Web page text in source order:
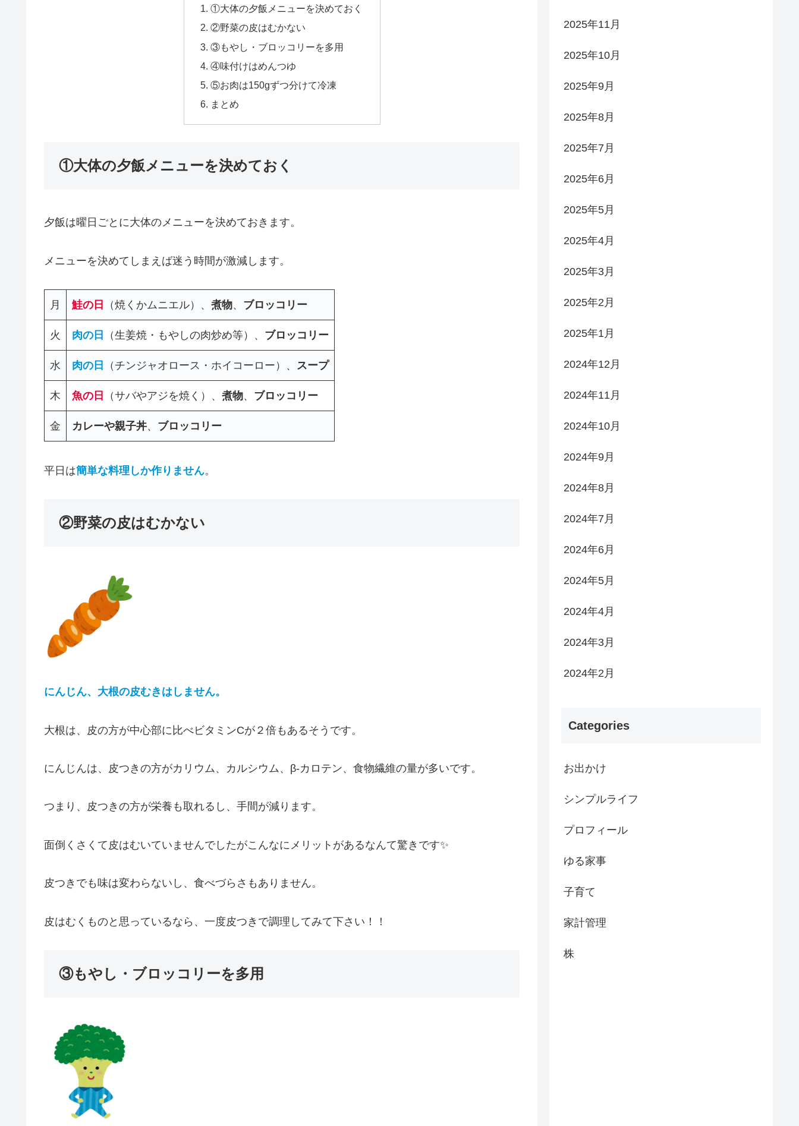
①大体の夕飯メニューを決めておく
②野菜の皮はむかない
③もやし・ブロッコリーを多用
④味付けはめんつゆ
⑤お肉は150gずつ分けて冷凍
まとめ
①大体の夕飯メニューを決めておく
夕飯は曜日ごとに大体のメニューを決めておきます。
メニューを決めてしまえば迷う時間が激減します。
月 鮭の日 （焼くかムニエル）、 煮物、 ブロッコリー
火 肉の日 （生姜焼・もやしの肉炒め等）、 ブロッコリー
水 肉の日 （チンジャオロース・ホイコーロー）、 スープ
木 魚の日 （サバやアジを焼く）、 煮物、 ブロッコリー
金 カレーや親子丼、 ブロッコリー
平日は簡単な料理しか作りません。
②野菜の皮はむかない
にんじん、大根の皮むきはしません。
大根は、皮の方が中心部に比べビタミンCが２倍もあるそうです。
にんじんは、皮つきの方がカリウム、カルシウム、β-カロテン、食物繊維の量が多いです。
つまり、皮つきの方が栄養も取れるし、手間が減ります。
面倒くさくて皮はむいていませんでしたがこんなにメリットがあるなんて驚きです✨
皮つきでも味は変わらないし、食べづらさもありません。
皮はむくものと思っているなら、一度皮つきで調理してみて下さい！！
③もやし・ブロッコリーを多用
2025年11月
2025年10月
2025年9月
2025年8月
2025年7月
2025年6月
2025年5月
2025年4月
2025年3月
2025年2月
2025年1月
2024年12月
2024年11月
2024年10月
2024年9月
2024年8月
2024年7月
2024年6月
2024年5月
2024年4月
2024年3月
2024年2月
Categories
お出かけ
シンプルライフ
プロフィール
ゆる家事
子育て
家計管理
株